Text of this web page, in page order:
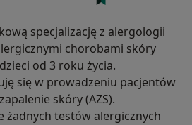
specjalizację z alergologii
chorobami skóry
od 3 roku życia.
się w prowadzeniu pacjentów
skóry (AZS).
żadnych testów alergicznych